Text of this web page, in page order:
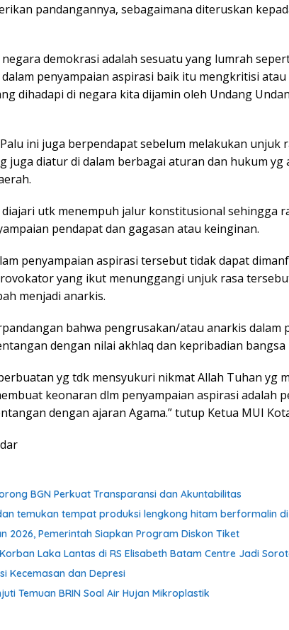
pandangannya, sebagaimana diteruskan
negara demokrasi adalah sesuatu yang lumrah
penyampaian aspirasi baik itu mengkritisi
dihadapi di negara kita dijamin oleh Undang
ini juga berpendapat sebelum melakukan unjuk
juga diatur di dalam berbagai aturan dan hukum yg
utk menempuh jalur konstitusional sehingga
pendapat dan gagasan atau keinginan.
penyampaian aspirasi tersebut tidak dapat
yang ikut menunggangi unjuk rasa
menjadi anarkis.
bahwa pengrusakan/atau anarkis dalam
dengan nilai akhlaq dan kepribadian bangsa
yg tdk mensyukuri nikmat Allah Tuhan yg
keonaran dlm penyampaian aspirasi adalah
dengan ajaran Agama.” tutup Ketua MUI
BGN Perkuat Transparansi dan Akuntabilitas
temukan tempat produksi lengkong hitam berformalin
2026, Pemerintah Siapkan Program Diskon Tiket
Laka Lantas di RS Elisabeth Batam Centre Jadi
Kecemasan dan Depresi
Temuan BRIN Soal Air Hujan Mikroplastik